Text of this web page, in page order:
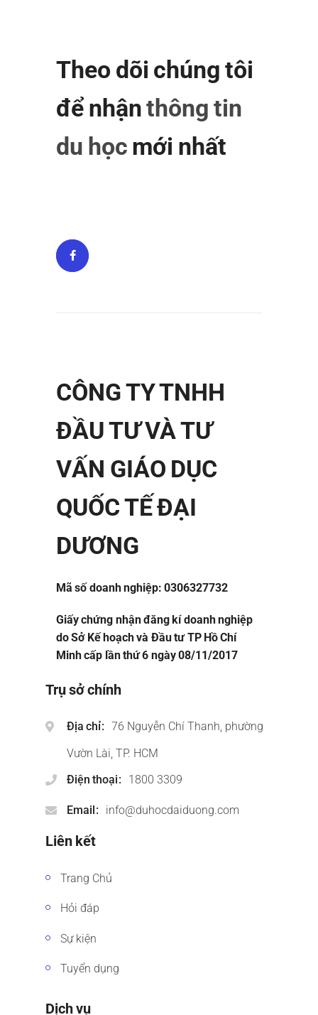
Theo dõi chúng tôi
để nhậnthông tin
du học mới nhất
CÔNG TY TNHH
ĐẦU TƯ VÀ TƯ
VẤN GIÁO DỤC
QUỐC TẾ ĐẠI
DƯƠNG
Mã số doanh nghiệp: 0306327732
Giấy chứng nhận đăng kí doanh nghiệp
do Sở Kế hoạch và Đầu tư TP Hồ Chí
Minh cấp lần thứ 6 ngày 08/11/2017
Trụ sở chính
Địa chỉ
76 Nguyễn Chí Thanh, phường
Vườn Lài, TP. HCM
Điện thoại
1800 3309
Email info@duhocdaiduong.com
Liên kết
Trang Chủ
Hỏi đáp
Sự kiện
Tuyển dụng
Dịch vụ